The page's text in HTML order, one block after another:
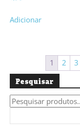
Adicionar
1 2 3
Pesquisar
Pesquisar
por: